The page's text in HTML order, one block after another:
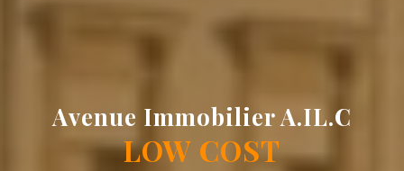
Avenue Immobilier A.IL.C
LOW COST